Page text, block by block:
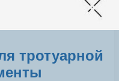
тротуарной